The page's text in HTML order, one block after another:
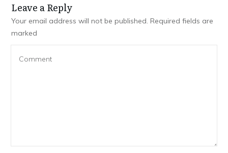
Leave a Reply
Your email address will not be published. Required fields are
marked